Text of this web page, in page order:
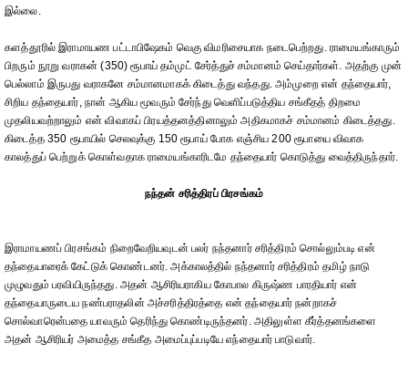
இல்லை.
களத்தூரில் இராமாயண பட்டாபிஷேகம் வெகு விமரிசையாக நடைபெற்றது. ராமையங்காரும்
பிறரும் நூறு வராகன் (350) ரூபாய் தம்முட் சேர்த்துச் சம்மானம் செய்தார்கள். அதற்கு முன்
பெல்லாம் இருபது வராகனே சம்மானமாகக் கிடைத்து வந்தது. அம்முறை என் தந்தையார்,
சிறிய தந்தையார், நான் ஆகிய மூவரும் சேர்ந்து வெளிப்படுத்திய சங்கீதத் திறமை
முதலியவற்றாலும் என் விவாகப் பிரயத்தனத்தினாலும் அதிகமாகச் சம்மானம் கிடைத்தது.
கிடைத்த 350 ரூபாயில் செலவுக்கு 150 ரூபாய் போக எஞ்சிய 200 ரூபாயை விவாக
காலத்துப் பெற்றுக் கொள்வதாக ராமையங்காரிடமே தந்தையார் கொடுத்து வைத்திருந்தார்.
நந்தன் சரித்திரப் பிரசங்கம்
இராமாயணப் பிரசங்கம் நிறைவேறியவுடன் பலர் நந்தனார் சரித்திரம் சொல்லும்படி என்
தந்தையாரைக் கேட்டுக் கொண்டனர். அக்காலத்தில் நந்தனார் சரித்திரம் தமிழ் நாடு
முழுவதும் பரவியிருந்தது. அதன் ஆசிரியராகிய கோபால கிருஷ்ண பாரதியார் என்
தந்தையாருடைய நண்பராதலின் அச்சரித்திரத்தை என் தந்தையார் நன்றாகச்
சொல்வாரென்பதை யாவரும் தெரிந்து கொண்டிருந்தனர். அதிலுள்ள கீர்த்தனங்களை
அதன் ஆசிரியர் அமைத்த சங்கீத அமைப்புப்படியே எந்தையார் பாடுவார்.